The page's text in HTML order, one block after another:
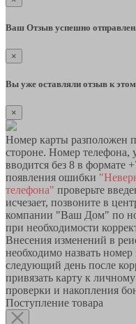
Ваш Отзыв успешно
×
Вы уже оставляли отзыв к
×
Номер карты разположен
стороне. Номер телефона,
вводится без 8 в формате
появления ошибки
телефона" проверьте
исчезает, позвоните в
компании "Ваш Дом" по
при необходимости
Внесения изменений в
необходимо назвать
следующий день после
привязать карту к
проверки и накопления
Поступление товара